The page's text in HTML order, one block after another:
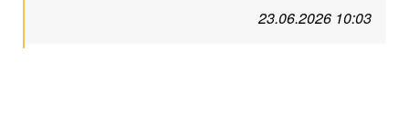
23.06.2026 10:03